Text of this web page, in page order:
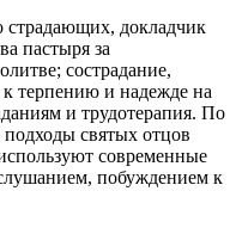
страдающих, докладчик
пастыря за
сострадание,
терпению и надежде на
и трудотерапия. По
святых отцов
современные
побуждением к